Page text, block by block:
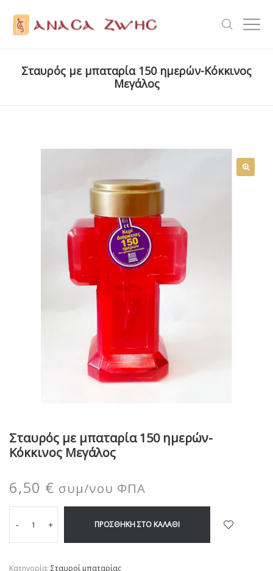
Σταυρός με μπαταρία 150 ημερών-Κόκκινος
Μεγάλος
Σταυρός με μπαταρία 150 ημερών-
Κόκκινος Μεγάλος
6,50 € συμ/νου ΦΠΑ
- + ΠΡΟΣΘΉΚΗ ΣΤΟ ΚΑΛΆΘΙ
Κατηγορία: Σταυροί μπαταρίας